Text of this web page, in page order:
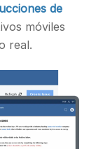
de
móviles
real.